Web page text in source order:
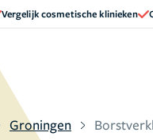
Vergelijk cosmetische klinieken
Groningen